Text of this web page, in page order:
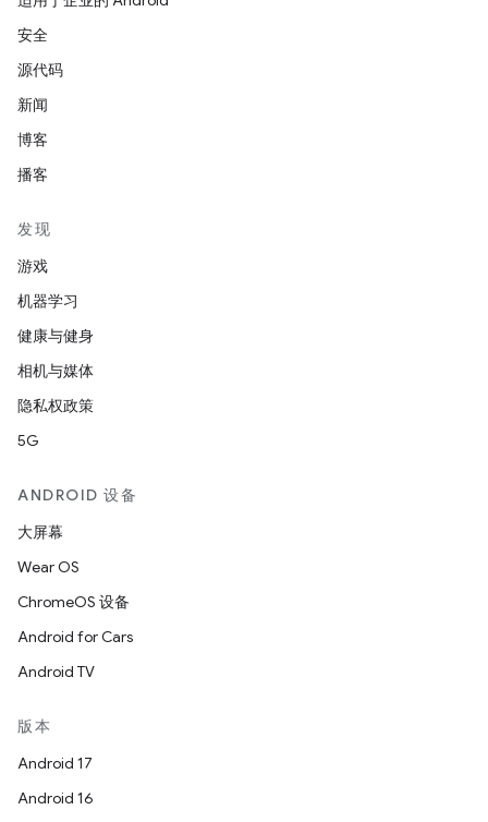
安全
源代码
新闻
博客
播客
发现
游戏
机器学习
健康与健身
相机与媒体
隐私权政策
5G
ANDROID 设备
大屏幕
Wear OS
ChromeOS 设备
Android for Cars
Android TV
版本
Android 17
Android 16